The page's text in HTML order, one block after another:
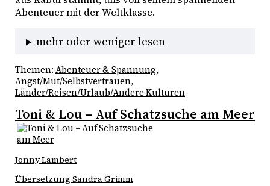
Abenteuer mit der Weltklasse.
mehr oder weniger lesen
Themen: Abenteuer & Spannung
Angst/Mut/Selbstvertrauen
Länder/Reisen/Urlaub/Andere Kulturen
Toni & Lou – Auf Schatzsuche am Meer
Jonny Lambert
Übersetzung Sandra Grimm